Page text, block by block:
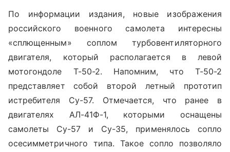
По информации издания, новые изображения
российского военного самолета интересны
«сплющенным» соплом турбовентиляторного
двигателя, который располагается в левой
мотогондоле Т-50-2. Напомним, что Т-50-2
представляет собой второй летный прототип
истребителя Су-57. Отмечается, что ранее в
двигателях АЛ-41Ф-1, которыми оснащены
самолеты Су-57 и Су-35, применялось сопло
осесимметричного типа. Такое сопло позволяло